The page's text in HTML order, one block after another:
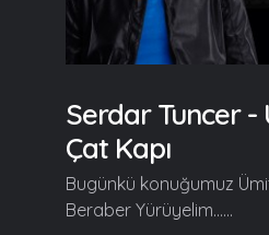
Serdar Tuncer -
Çat Kapı
Bugünkü konuğumuz
Beraber Yürüyelim......